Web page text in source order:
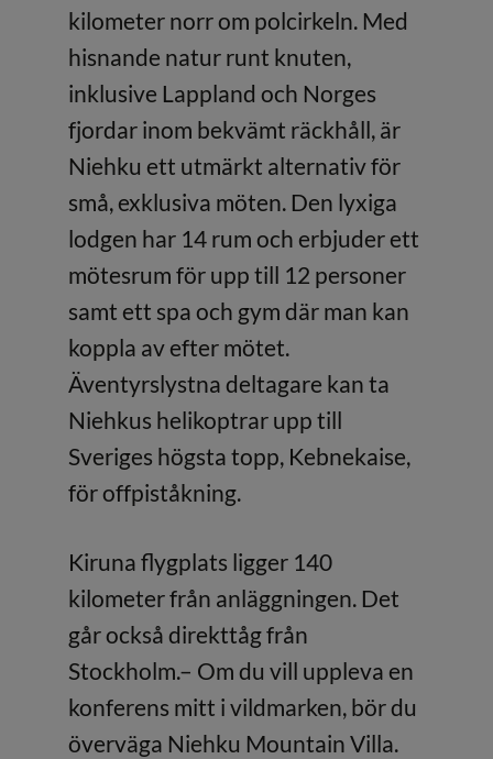
kilometer norr om polcirkeln. Med
hisnande natur runt knuten,
inklusive Lappland och Norges
fjordar inom bekvämt räckhåll, är
Niehku ett utmärkt alternativ för
små, exklusiva möten. Den lyxiga
lodgen har 14 rum och erbjuder ett
mötesrum för upp till 12 personer
samt ett spa och gym där man kan
koppla av efter mötet.
Äventyrslystna deltagare kan ta
Niehkus helikoptrar upp till
Sveriges högsta topp, Kebnekaise,
för offpiståkning.
Kiruna flygplats ligger 140
kilometer från anläggningen. Det
går också direkttåg från
Stockholm.– Om du vill uppleva en
konferens mitt i vildmarken, bör du
överväga Niehku Mountain Villa.